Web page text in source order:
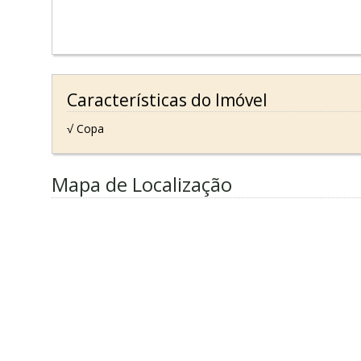
Características do Imóvel
√ Copa
Mapa de Localização